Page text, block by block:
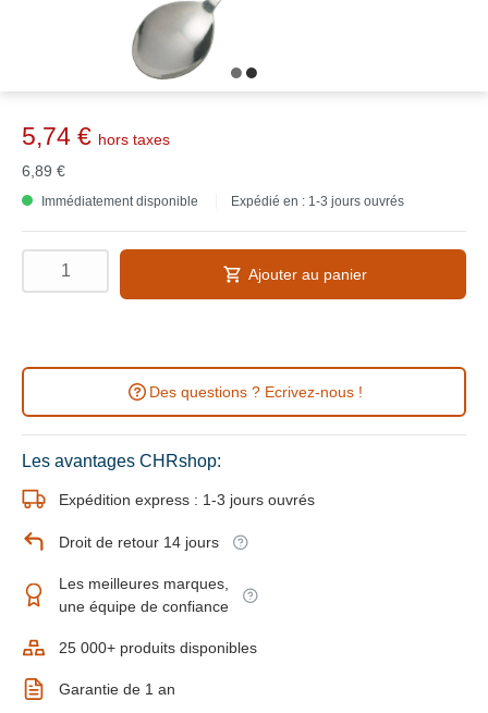
5,74 € hors taxes
6,89 €
Immédiatement disponible Expédié en : 1-3 jours ouvrés
Ajouter au panier
Des questions ? Ecrivez-nous !
Les avantages CHRshop:
Expédition express : 1-3 jours ouvrés
Droit de retour 14 jours
Les meilleures marques,
une équipe de confiance
25 000+ produits disponibles
Garantie de 1 an